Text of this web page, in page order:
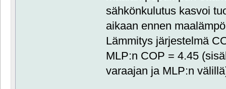
sähkönkulutus kasvoi
aikaan ennen
Lämmitys järjestelmä
MLP:n COP = 4.45
varaajan ja MLP:n